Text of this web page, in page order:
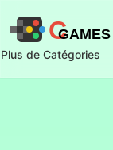
CGAMES
Plus de Catégories